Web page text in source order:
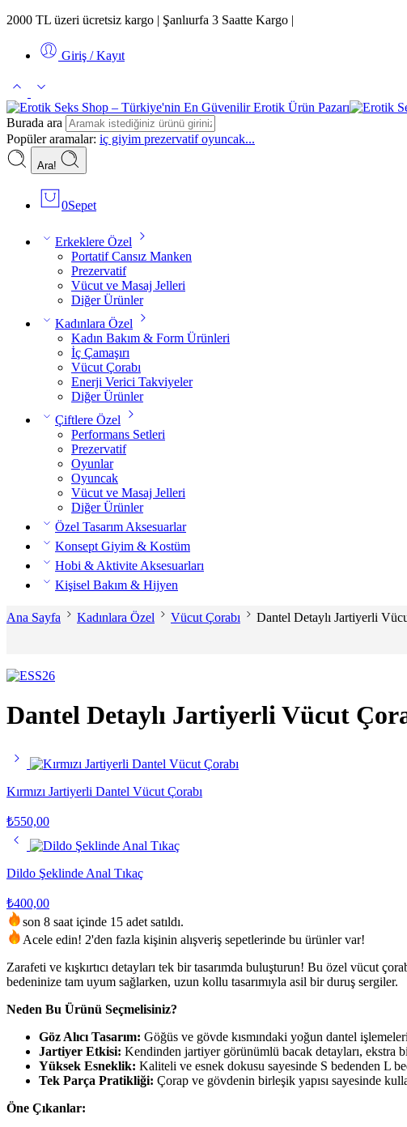
2000 TL üzeri ücretsiz kargo | Şanlıurfa 3 Saatte Kargo |
Giriş / Kayıt
Burada ara
Popüler aramalar: iç giyim prezervatifoyuncak...
Ara!
0Sepet
Erkeklere Özel
Portatif Cansız Manken
Prezervatif
Vücut ve Masaj Jelleri
Diğer Ürünler
Kadınlara Özel
Kadın Bakım & Form Ürünleri
İç Çamaşırı
Vücut Çorabı
Enerji Verici Takviyeler
Diğer Ürünler
Çiftlere Özel
Performans Setleri
Prezervatif
Oyunlar
Oyuncak
Vücut ve Masaj Jelleri
Diğer Ürünler
Özel Tasarım Aksesuarlar
Konsept Giyim & Kostüm
Hobi & Aktivite Aksesuarları
Kişisel Bakım & Hijyen
Ana Sayfa Kadınlara Özel Vücut Çorabı Dantel Detaylı Jartiyerli
Dantel Detaylı Jartiyerli Vücut
Kırmızı Jartiyerli Dantel Vücut Çorabı
₺550,00
Dildo Şeklinde Anal Tıkaç
₺400,00
son 8 saat içinde 15 adet satıldı.
Acele edin! 2'den fazla kişinin alışveriş sepetlerinde bu ürünler var!
Zarafeti ve kışkırtıcı detayları tek bir tasarımda buluşturun! Bu özel vücut
bedeninize tam uyum sağlarken, uzun kollu tasarımıyla asil bir duruş sergiler.
Neden Bu Ürünü Seçmelisiniz?
Göz Alıcı Tasarım: Göğüs ve gövde kısmındaki yoğun dantel
Jartiyer Etkisi: Kendinden jartiyer görünümlü bacak detayları, ekstra
Yüksek Esneklik: Kaliteli ve esnek dokusu sayesinde S bedenden L
Tek Parça Pratikliği: Çorap ve gövdenin birleşik yapısı sayesinde
Öne Çıkanlar: